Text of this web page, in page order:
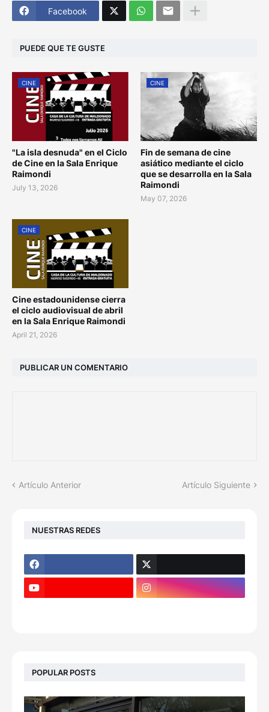
Facebook
PUEDE QUE TE GUSTE
CINE
"La isla desnuda" en el Ciclo
de Cine en la Sala Enrique
Raimondi
July 13, 2026
CINE
Fin de semana de cine
asiático mediante el ciclo
que se desarrolla en la Sala
Raimondi
May 07, 2026
CINE
Cine estadounidense cierra
el ciclo audiovisual de abril
en la Sala Enrique Raimondi
April 21, 2026
PUBLICAR UN COMENTARIO
Artículo Anterior Artículo Siguiente
NUESTRAS REDES
POPULAR POSTS